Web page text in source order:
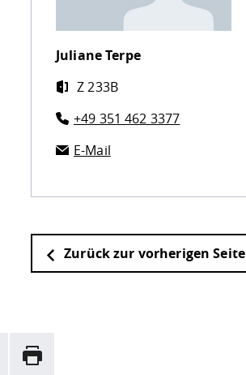
Juliane Terpe
Z 233B
+49 351 462 3377
E-Mail
Zurück zur vorherigen Seite
Drucken